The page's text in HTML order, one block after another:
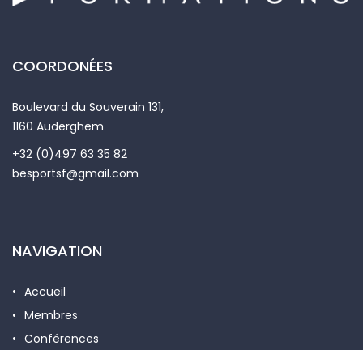
COORDONÉES
Boulevard du Souverain 131,
1160 Auderghem
+32 (0)497 63 35 82
besportsf@gmail.com
NAVIGATION
Accueil
Membres
Conférences